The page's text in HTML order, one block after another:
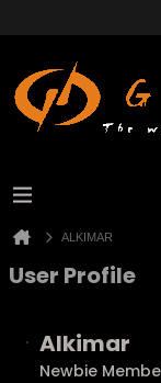
ALKIMAR
User Profile
Alkimar
Newbie